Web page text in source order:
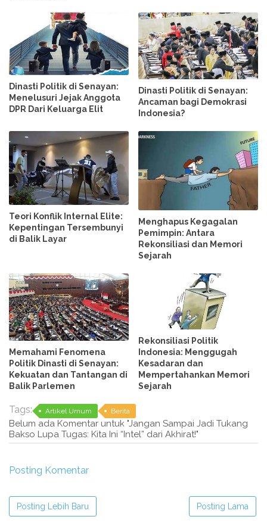
Dinasti Politik di Senayan:
Menelusuri Jejak Anggota
DPR Dari Keluarga Elit
Dinasti Politik di Senayan:
Ancaman bagi Demokrasi
Indonesia?
Teori Konflik Internal Elite:
Kepentingan Tersembunyi
di Balik Layar
Menghapus Kegagalan
Pemimpin: Antara
Rekonsiliasi dan Memori
Sejarah
Memahami Fenomena
Politik Dinasti di Senayan:
Kekuatan dan Tantangan di
Balik Parlemen
Rekonsiliasi Politik
Indonesia: Menggugah
Kesadaran dan
Mempertahankan Memori
Sejarah
Tags: Artikel Umum Berita
Belum ada Komentar untuk "Jangan Sampai Jadi Tukang
Bakso Lupa Tugas: Kita Ini “Intel” dari Akhirat!"
Posting Komentar
Posting Lebih Baru Posting Lama